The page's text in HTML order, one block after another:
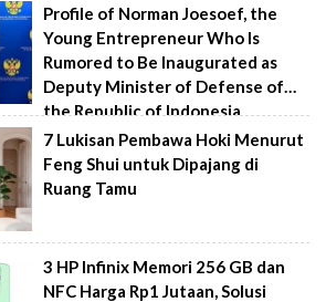
Profile of Norman Joesoef, the
Young Entrepreneur Who Is
Rumored to Be Inaugurated as
Deputy Minister of Defense of
the Republic of Indonesia
7 Lukisan Pembawa Hoki Menurut
Feng Shui untuk Dipajang di
Ruang Tamu
3 HP Infinix Memori 256 GB dan
NFC Harga Rp1 Jutaan, Solusi